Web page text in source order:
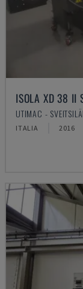
ISOLA XD 38 II
UTIMAC -
ITALIA 2016